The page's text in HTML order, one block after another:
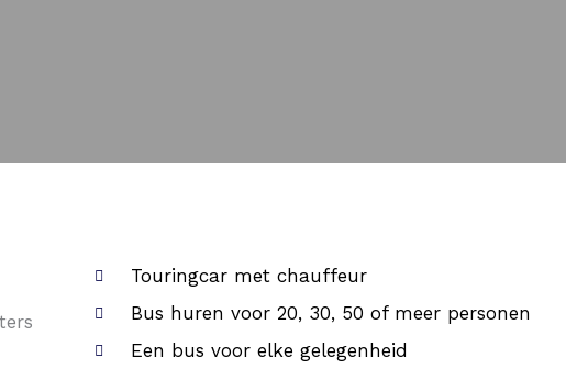
Touringcar met chauffeur
Bus huren voor 20, 30, 50 of meer personen
Een bus voor elke gelegenheid